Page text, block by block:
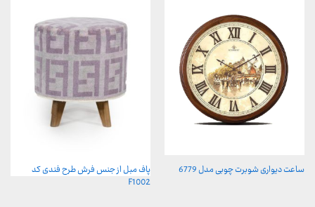
ساعت دیواری شوبرت چوبی مدل 6779
پاف مبل از جنس فرش طرح فندی کد
F1002